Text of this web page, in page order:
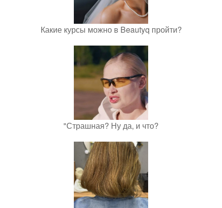
Какие курсы можно в Beautyq пройти?
"Страшная? Ну да, и что?